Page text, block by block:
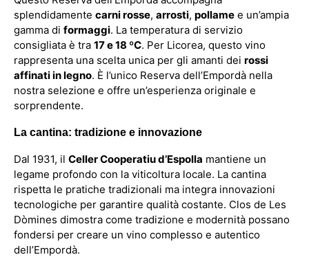
splendidamente carni rosse, arrosti, pollame e un’ampia
gamma di formaggi. La temperatura di servizio
consigliata è tra 17 e 18 ºC. Per Licorea, questo vino
rappresenta una scelta unica per gli amanti dei rossi
affinati in legno. È l’unico Reserva dell’Empordà nella
nostra selezione e offre un’esperienza originale e
sorprendente.
La cantina: tradizione e innovazione
Dal 1931, il Celler Cooperatiu d’Espolla mantiene un
legame profondo con la viticoltura locale. La cantina
rispetta le pratiche tradizionali ma integra innovazioni
tecnologiche per garantire qualità costante. Clos de Les
Dòmines dimostra come tradizione e modernità possano
fondersi per creare un vino complesso e autentico
dell’Empordà.